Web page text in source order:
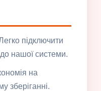
підключити
нашої системи.
на
зберіганні.